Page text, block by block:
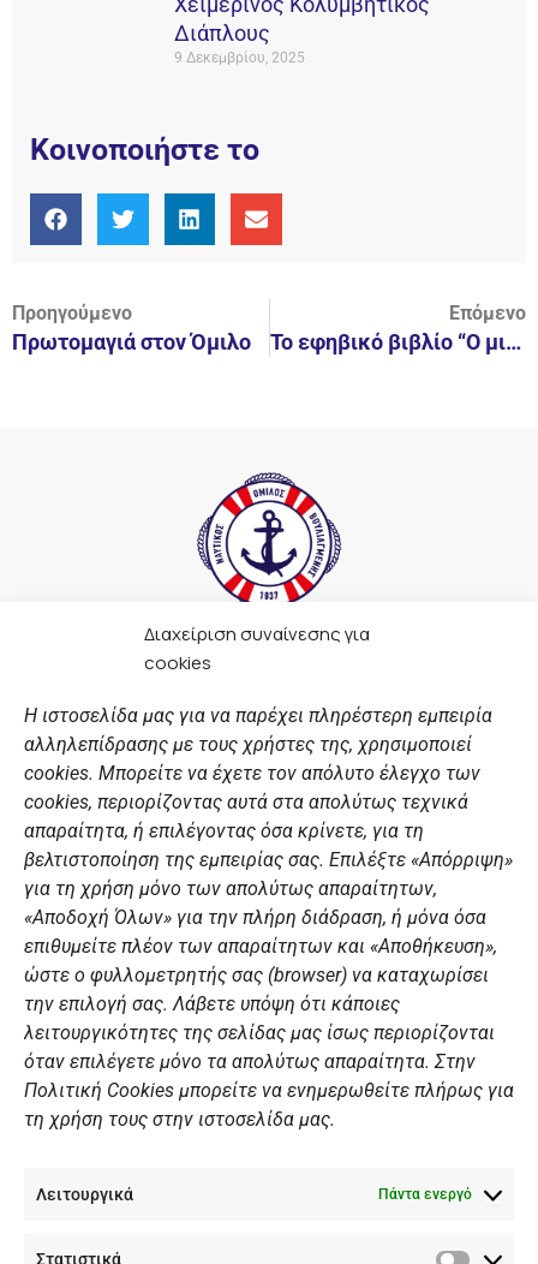
Διαχείριση συναίνεσης για
cookies
Η ιστοσελίδα μας για να παρέχει πληρέστερη εμπειρία
αλληλεπίδρασης με τους χρήστες της, χρησιμοποιεί
cookies. Μπορείτε να έχετε τον απόλυτο έλεγχο των
cookies, περιορίζοντας αυτά στα απολύτως τεχνικά
απαραίτητα, ή επιλέγοντας όσα κρίνετε, για τη
βελτιστοποίηση της εμπειρίας σας. Επιλέξτε «Απόρριψη»
για τη χρήση μόνο των απολύτως απαραίτητων,
«Αποδοχή Όλων» για την πλήρη διάδραση, ή μόνα όσα
επιθυμείτε πλέον των απαραίτητων και «Αποθήκευση»,
ώστε ο φυλλομετρητής σας (browser) να καταχωρίσει
την επιλογή σας. Λάβετε υπόψη ότι κάποιες
λειτουργικότητες της σελίδας μας ίσως περιορίζονται
όταν επιλέγετε μόνο τα απολύτως απαραίτητα. Στην
Πολιτική Cookies μπορείτε να ενημερωθείτε πλήρως για
τη χρήση τους στην ιστοσελίδα μας.
Λειτουργικά Πάντα ενεργό
Στατιστικά
Διάπλους
9 Δεκεμβρίου, 2025
Κοινοποιήστε το
Προηγούμενο
Πρωτομαγιά στον Όμιλο
Επόμενο
Το εφηβικό βιβλίο “Ο μικρός Θεός” στον Όμιλο, μαζί με έκθεση Γλυπτικής!
F
a
e
b
o
o
k
t
a
g
r
a
m
t
u
b
e
n
k
e
d
i
n
ΣΎΝΔΕΣΜΟΙ
Αθλητικές σχολές
Διάπλους
Χορηγοί
Summer Camp
ΠΡΟΣΩΠΙΚΑ ΔΕΔΟΜΕΝΑ
Πολιτική Ιστοσελίδας
Πολιτική Cookies Iστοσελίδας
Γενική Πολιτική ΝΟΒ
Ενημέρωση Summer Camp